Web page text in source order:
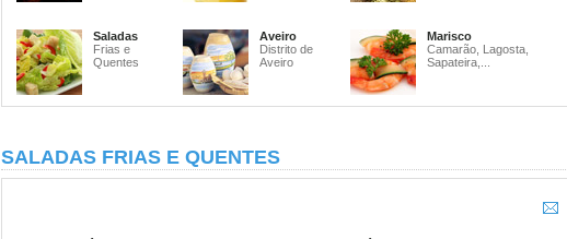
Saladas
Frias e
Quentes
Aveiro
Distrito de
Aveiro
Marisco
Camarão, Lagosta,
Sapateira,...
SALADAS FRIAS E QUENTES